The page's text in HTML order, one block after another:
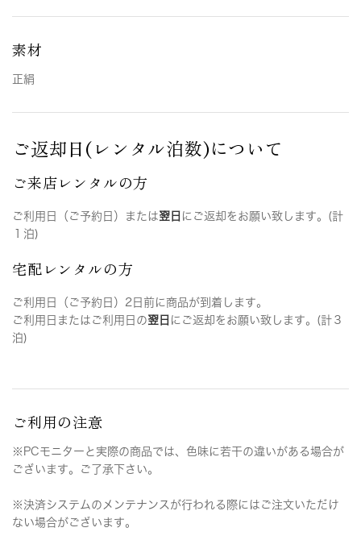
素材
正絹
ご返却日(レンタル泊数)について
ご来店レンタルの方
ご利用日（ご予約日）または翌日 にご返却をお願い致します。(計
１泊)
宅配レンタルの方
ご利用日（ご予約日）2日前に商品が到着します。
ご利用日またはご利用日の翌日 にご返却をお願い致します。(計３
泊)
ご利用の注意
※PCモニターと実際の商品では、色味に若干の違いがある場合が
ございます。ご了承下さい。
※決済システムのメンテナンスが行われる際にはご注文いただけ
ない場合がございます。